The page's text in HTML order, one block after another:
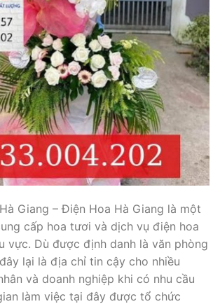
Giang – Điện Hoa Hà Giang là một
cấp hoa tươi và dịch vụ điện hoa
vực. Dù được định danh là văn phòng
lại là địa chỉ tin cậy cho nhiều
và doanh nghiệp khi có nhu cầu
làm việc tại đây được tổ chức